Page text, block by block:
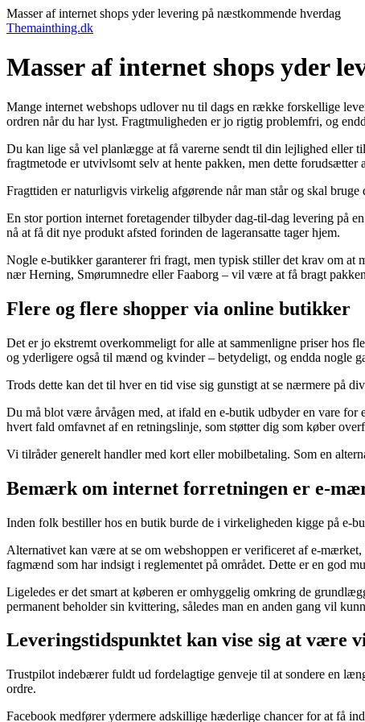
Masser af internet shops yder levering på næstkommende hverdag
Themainthing.dk
Masser af internet shops yder
Mange internet webshops udlover nu til dags en række forskellige
ordren når du har lyst. Fragtmuligheden er jo rigtig problemfri, og
Du kan lige så vel planlægge at få varerne sendt til din lejlighed eller
fragtmetode er utvivlsomt selv at hente pakken, men dette forudsætter
Fragttiden er naturligvis virkelig afgørende når man står og skal
En stor portion internet foretagender tilbyder dag-til-dag levering på
nå at få dit nye produkt afsted forinden de lageransatte tager hjem.
Nogle e-butikker garanterer fri fragt, men typisk stiller det krav om at
nær Herning, Smørumnedre eller Faaborg – vil være at få bragt
Flere og flere shopper via online butikker
Det er jo ekstremt overkommeligt for alle at sammenligne priser hos
og yderligere også til mænd og kvinder – betydeligt, og endda nogle
Trods dette kan det til hver en tid vise sig gunstigt at se nærmere på
Du må blot være årvågen med, at ifald en e-butik udbyder en vare
hvert fald omfavnet af en retningslinje, som støtter dig som køber
Vi tilråder generelt handler med kort eller mobilbetaling. Som en
Bemærk om internet forretningen er e-
Inden folk bestiller hos en butik burde de i virkeligheden kigge på e-
Alternativet kan være at se om webshoppen er verificeret af e-
fagmænd som har indsigt i reglementet på området. Dette er en god
Ligeledes er det smart at køberen er omhyggelig omkring de
permanent beholder sin kvittering, således man en anden gang vil
Leveringstidspunktet kan vise sig at være
Trustpilot indebærer fuldt ud fordelagtige genveje til at sondere en
ordre.
Facebook medfører ydermere adskillige hæderlige chancer for at få